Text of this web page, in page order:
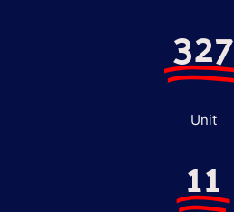
327
Unit
11